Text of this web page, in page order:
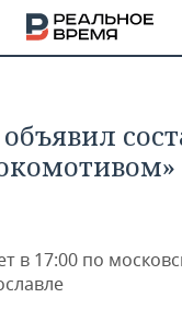
ДОХОДАХ
в 17:00 по